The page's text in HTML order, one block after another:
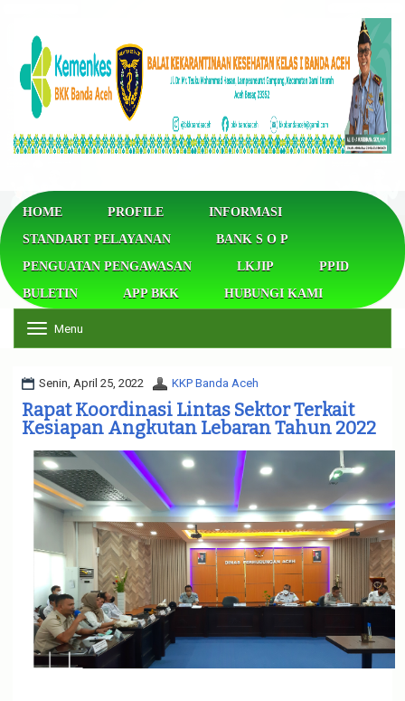
HOME PROFILE
INFORMASI
STANDART PELAYANAN
BANK S O P
PENGUATAN PENGAWASAN
LKJIP
PPID
BULETIN
APP BKK HUBUNGI KAMI
o
g
e
n
a
t
i
o
Menu
Senin, April 25, 2022 KKP Banda Aceh
Rapat Koordinasi Lintas Sektor Terkait
Kesiapan Angkutan Lebaran Tahun 2022